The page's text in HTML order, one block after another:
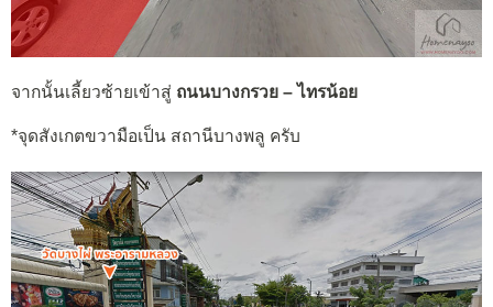
จากนั้นเลี้ยวซ้ายเข้าสู่ ถนนบางกรวย – ไทรน้อย
*จุดสังเกตขวามือเป็น สถานีบางพลู ครับ